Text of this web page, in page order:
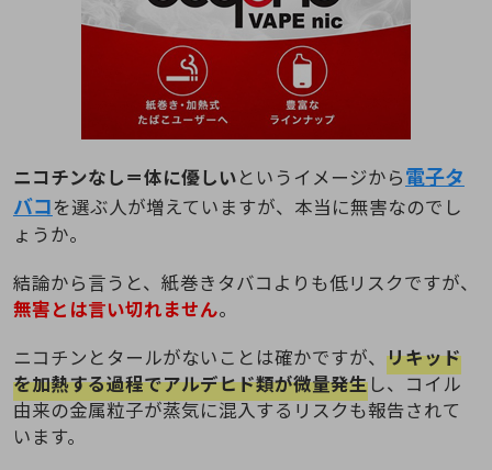
ニコチンなし＝体に優しいというイメージから電子タ
バコを選ぶ人が増えていますが、本当に無害なのでし
ょうか。
結論から言うと、紙巻きタバコよりも低リスクですが、
無害とは言い切れません。
ニコチンとタールがないことは確かですが、 リキッド
を加熱する過程でアルデヒド類が微量発生し、コイル
由来の金属粒子が蒸気に混入するリスクも報告されて
います。